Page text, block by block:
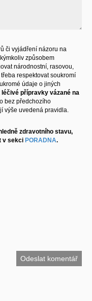
či vyjádření názoru na
způsobem
národnostní, rasovou,
respektovat soukromí
údaje o jiných
přípravky vázané na
bez předchozího
výše uvedená pravidla.
zdravotního stavu,
v sekci PORADNA.